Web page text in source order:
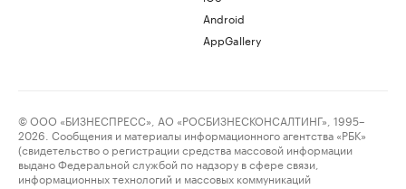
Android
AppGallery
© ООО «БИЗНЕСПРЕСС», АО «РОСБИЗНЕСКОНСАЛТИНГ», 1995–
2026. Сообщения и материалы информационного агентства «РБК»
(свидетельство о регистрации средства массовой информации
выдано Федеральной службой по надзору в сфере связи,
информационных технологий и массовых коммуникаций